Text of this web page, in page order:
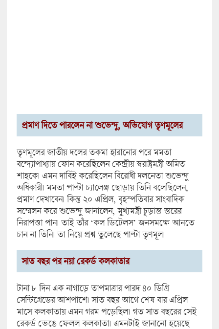
প্রমাণ দিতে পারলেন না শুভেন্দু, অভিযোগ তৃণমূলের
তৃণমূলের জাতীয় দলের তকমা হারানোর পরে মমতা
বন্দ্যোপাধ্যায় ফোন করেছিলেন কেন্দ্রীয় স্বরাষ্ট্রমন্ত্রী অমিত
শাহকে। এমন দাবিই করেছিলেন বিরোধী দলনেতা শুভেন্দু
অধিকারী। মমতা পাল্টা চ্যালেঞ্জ ছোড়ায় তিনি বলেছিলেন,
প্রমাণ দেখাবেন। কিন্তু ২০ এপ্রিল, বৃহস্পতিবার সাংবাদিক
সম্মেলন করে শুভেন্দু জানালেন, মুখ্যমন্ত্রী চূড়ান্ত স্তরের
নিরাপত্তা পান। তাই তাঁর ‘কল ডিটেলস’ জনসমক্ষে আনতে
চান না তিনি। তা নিয়ে প্রশ্ন তুলেছে পাল্টা তৃণমূল।
সাত বছর পর নয়া রেকর্ড কলকাতার
টানা ৮ দিন এক নাগাড়ে তাপমাত্রার পারদ ৪০ ডিগ্রি
সেন্টিগ্রেডের আশপাশে। সাত বছর আগে শেষ বার এপ্রিল
মাসে কলকাতায় এমন গরম পড়েছিল। গত সাত বছরের সেই
রেকর্ড ভেঙে ফেলল কলকাতা। এমনটাই জানানো হয়েছে